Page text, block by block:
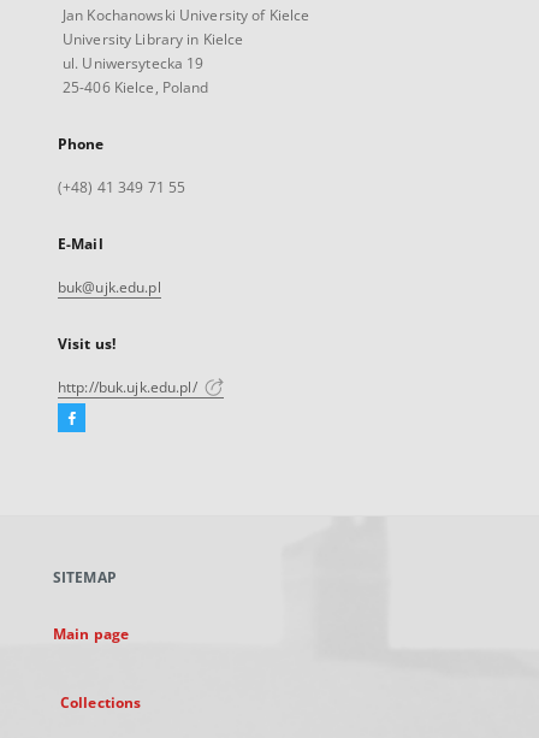
Jan Kochanowski University of Kielce
University Library in Kielce
ul. Uniwersytecka 19
25-406 Kielce, Poland
Phone
(+48) 41 349 71 55
E-Mail
buk@ujk.edu.pl
Visit us!
http://buk.ujk.edu.pl/
Facebook
new
SITEMAP
Main page
Collections